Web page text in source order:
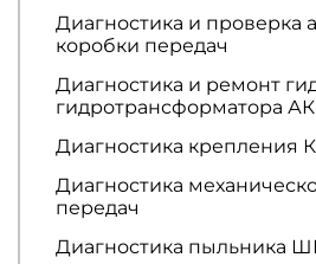
Диагностика и проверка
коробки передач
Диагностика и ремонт
гидротрансформатора
Диагностика крепления
Диагностика
передач
Диагностика пыльника